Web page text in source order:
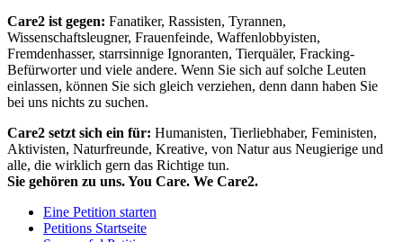
Care2 ist gegen: Fanatiker, Rassisten, Tyrannen,
Wissenschaftsleugner, Frauenfeinde, Waffenlobbyisten,
Fremdenhasser, starrsinnige Ignoranten, Tierquäler, Fracking-
Befürworter und viele andere. Wenn Sie sich auf solche Leuten
einlassen, können Sie sich gleich verziehen, denn dann haben Sie
bei uns nichts zu suchen.
Care2 setzt sich ein für: Humanisten, Tierliebhaber, Feministen,
Aktivisten, Naturfreunde, Kreative, von Natur aus Neugierige und
alle, die wirklich gern das Richtige tun.
Sie gehören zu uns. You Care. We Care2.
Eine Petition starten
Petitions Startseite